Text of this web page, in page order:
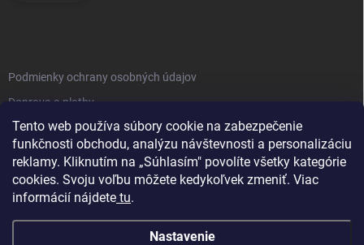
Tento web používa súbory cookie na zabezpečenie
funkčnosti obchodu, analýzu návštevnosti a personalizáciu
reklamy. Kliknutím na „Súhlasím" povolíte všetky kategórie
cookies. Svoju voľbu môžete kedykoľvek zmeniť. Viac
informácií nájdete tu.
Nastavenie
Podmienky ochrany osobných údajov
Doprava a platby
Obchodné podmienky
Reklamačný poriadok
Vrátenie tovaru
Kontakty